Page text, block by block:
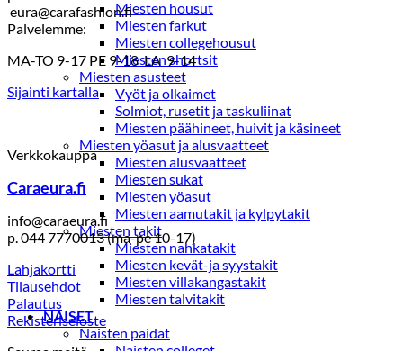
Miesten housut
Miesten farkut
Miesten collegehousut
Miesten shortsit
Miesten asusteet
Vyöt ja olkaimet
Solmiot, rusetit ja taskuliinat
Miesten päähineet, huivit ja käsineet
Miesten yöasut ja alusvaatteet
Miesten alusvaatteet
Miesten sukat
Miesten yöasut
Miesten aamutakit ja kylpytakit
Miesten takit
Miesten nahkatakit
Miesten kevät-ja syystakit
Miesten villakangastakit
Miesten talvitakit
NAISET
Naisten paidat
eura@carafashion.fi
Palvelemme:
MA-TO 9-17 PE 9-18 LA 9-14
Sijainti kartalla
Verkkokauppa
Caraeura.fi
info@caraeura.fi
p. 044 7770013 (ma-pe 10-17)
Lahjakortti
Tilausehdot
Palautus
Rekisteriseloste